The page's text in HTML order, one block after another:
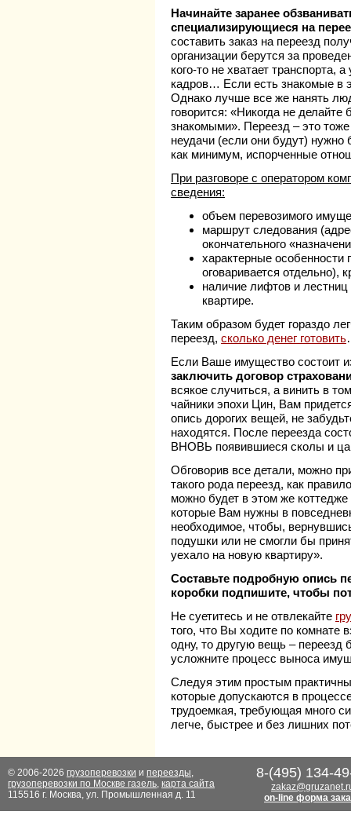
Начинайте заранее
специализирующиеся на
составить заказ на переезд
организации берутся за
кого-то не хватает транспорта,
кадров… Если есть знакомые в
Однако лучше все же нанять
говорится: «Никогда не делайте
знакомыми». Переезд – это
неудачи (если они будут)
как минимум, испорченные
При разговоре с оператором
сведения:
объем перевозимого
маршрут следования
окончательного
характерные особенности
оговаривается отдельно),
наличие лифтов и
квартире.
Таким образом будет гораздо
переезд, сколько денег готовить
Если Ваше имущество состоит
заключить договор
всякое случиться, а винить в
чайники эпохи Цин, Вам
опись дорогих вещей, не
находятся. После переезда
ВНОВЬ появившиеся сколы и
Обговорив все детали, можно
такого рода переезд, как
можно будет в этом же
которые Вам нужны в
необходимое, чтобы,
подушки или не смогли бы
уехало на новую квартиру».
Составьте подробную опись
коробки подпишите, чтобы
Не суетитесь и не отвлекайте
того, что Вы ходите по комнате
одну, то другую вещь – переезд
усложните процесс выноса
Следуя этим простым
которые допускаются в
трудоемкая, требующая много
легче, быстрее и без лишних
© 2006-2026 грузоперевозки и переезды,
грузоперевозки по Москве газель, карта сайта
115516 г. Москва, ул. Промышленная д. 11
8-(495) 134-
on-line форма